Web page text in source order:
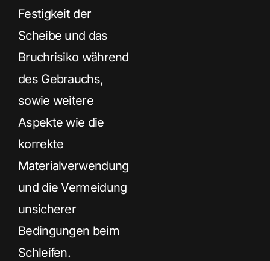
Festigkeit der
Scheibe und das
Bruchrisiko während
des Gebrauchs,
sowie weitere
Aspekte wie die
korrekte
Materialverwendung
und die Vermeidung
unsicherer
Bedingungen beim
Schleifen.